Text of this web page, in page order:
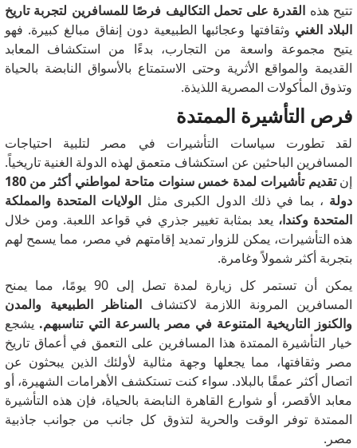
تتيح هذه القدرة على تحمل التكاليف فرصًا للمسافرين لتجربة تاريخ
البلاد الغني وثقافتها وعجائبها الطبيعية دون إنفاق مبالغ كبيرة. فهو
يتيح مجموعة واسعة من التجارب، بدءًا من استكشاف المعابد
القديمة والمواقع الأثرية وحتى الاستمتاع بالأسواق النابضة بالحياة
وتذوق المأكولات المصرية اللذيذة.
فرص التأشيرة الممتدة
لقد تطورت سياسات التأشيرات في مصر لتلبية احتياجات
المسافرين الباحثين عن استكشاف متعمق لهذه الدولة الغنية تاريخياً.
إن
تقديم تأشيرات لمدة خمس سنوات متاحة لمواطني أكثر من 180
دولة ، بما في ذلك الدول الكبرى مثل الولايات المتحدة والمملكة
المتحدة وكندا، يعد بمثابة تغيير جذري في قواعد اللعبة. ومن خلال
هذه التأشيرات، يمكن للزوار تمديد إقامتهم في مصر، مما يسمح لهم
بتجربة أكثر شمولاً وغامرة.
يمكن أن تستمر كل زيارة لمدة تصل إلى 90 يومًا، مما يمنح
المسافرين المرونة اللازمة لاكتشافالمناظر الطبيعية والمدن
والكنوز التاريخية المتنوعة في مصر بالسرعة التي تناسبهم. يشجع
خيار التأشيرة الممتدة هذا المسافرين على التعمق في أعماق تاريخ
مصر وثقافتها، مما يجعلها وجهة مثالية لأولئك الذين يبحثون عن
اتصال أكثر عمقًا بالبلاد. سواء كنت تستكشف الأهرامات الشهيرة، أو
معابد الأقصر، أو شوارع القاهرة النابضة بالحياة، فإن هذه التأشيرة
الممتدة توفر الوقت والحرية لتذوق كل جانب من جوانب جاذبية
مصر.